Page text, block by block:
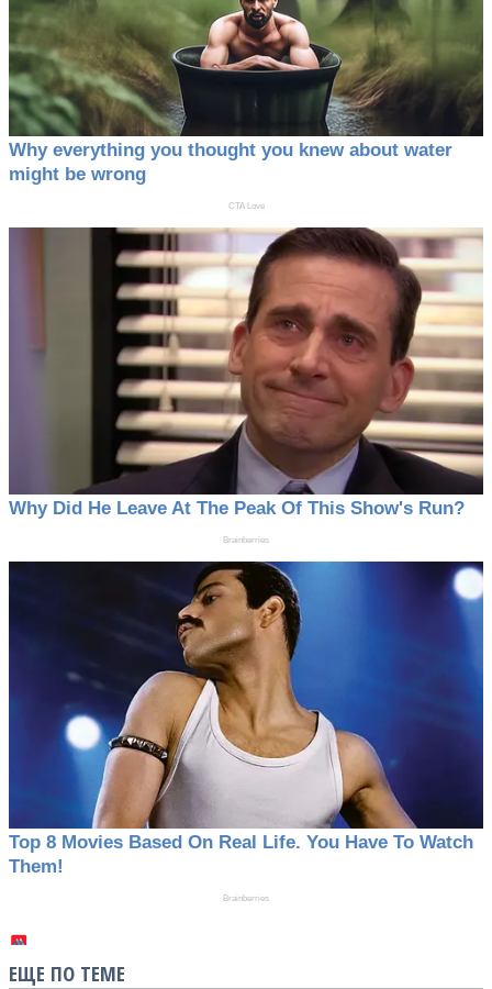
ЕЩЕ ПО ТЕМЕ